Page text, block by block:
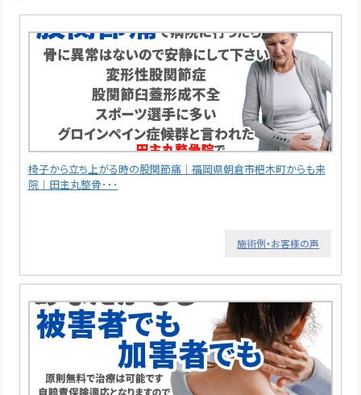
椅子から立ち上がる時の股関節痛｜福岡県朝倉市杷木町からも来
院｜田主丸整骨･･･
施術例・お客様の声